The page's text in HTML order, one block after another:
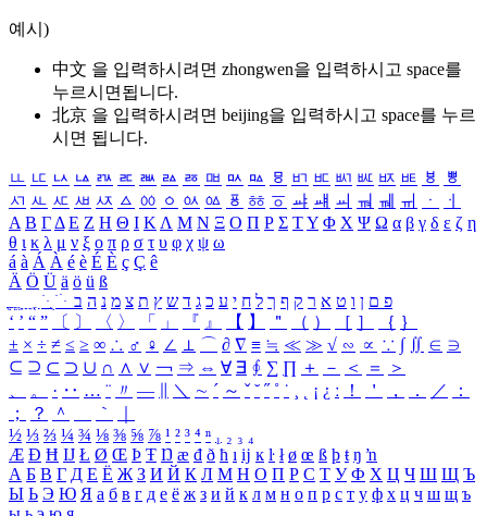
예시)
中文 을 입력하시려면 zhongwen을 입력하시고 space를
누르시면됩니다.
北京 을 입력하시려면 beijing을 입력하시고 space를 누르
시면 됩니다.
ㅥ ㅦ ㅧ ㅨ ㅩ ㅪ ㅫ ㅬ ㅭ ㅮ ㅯ ㅰ ㅱ ㅲ ㅳ ㅴ ㅵ ㅶ ㅷ ㅸ
ㅹ
ㅺ ㅻ ㅼ ㅽ ㅾ ㅿ ㆀ ㆁ ㆂ ㆃ ㆄ ㆅ ㆆ ㆇ ㆈ ㆉ ㆊ ㆋ ㆌ ㆍ
ㆎ
Α Β ΓΔ Ε Ζ Η Θ Ι ΚΛ Μ Ν Ξ Ο Π Ρ Σ ΤΥ Φ Χ Ψ Ω α β γ δ ε ζ η
θ ι κ λ μ ν ξ ο π ρ σ τ υ φ χ ψ ω
á à Á À é è É È ç Ç ê
Ä Ö Ü ä ö ü ß
ִֶֹ ֻּ ׁׂ פ ם ן ו ט א ר ק ף ך ל ח י ע כ ג ד ש ץ ת צ מ נ ה ב
‘ ’ “ ” 〔 〕 〈 〉 「 」 『 』 【 】 ＂ （ ） ［ ］ ｛ ｝
± × ÷ ≠ ≤ ≥ ∞ ∴ ♂ ♀ ∠ ⊥ ⌒ ∂ ∇ ≡ ≒ ≪ ≫ √ ∽ ∝ ∵ ∫ ∬ ∈ ∋
⊆ ⊇ ⊂ ⊃ ∪ ∩ ∧ ∨ ￢ ⇒ ⇔ ∀ ∃ ∮ ∑ ∏ ＋ － ＜ ＝
＞
、
。 · ‥ … ¨ 〃 ― ＼ ∼ ´ ～ ˇ ˘ ˝ ˚ ˙ ¸ ¡ ¿ ː ！ ＇ ， ． ／
：
；
？ ＾ ｀
½ ⅓ ⅔ ¼ ¾ ⅛ ⅜ ⅝ ⅞ ¹ ² ³ ⁴ ⁿ ₁ ₂ ₃ ₄
Æ Ð Ħ Ĳ Ł Ø Œ Þ Ŧ Ŋ æ đ ð ħ ı ĳ ĸ ŀ ł ø œ ß þ ŧ ŋ ŉ
А Б В Г Д Е Ё Ж З И Й К Л М Н О П Р С Т У Ф Х Ц Ч Ш Щ Ъ
Ы Ь Э Ю Я а б в г д е ё ж з и й к л м н о п р с т у ф х ц ч ш щ ъ